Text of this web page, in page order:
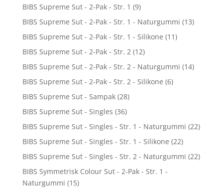
BIBS Supreme Sut - 2-Pak - Str. 1 (9)
BIBS Supreme Sut - 2-Pak - Str. 1 - Naturgummi (13)
BIBS Supreme Sut - 2-Pak - Str. 1 - Silikone (11)
BIBS Supreme Sut - 2-Pak - Str. 2 (12)
BIBS Supreme Sut - 2-Pak - Str. 2 - Naturgummi (14)
BIBS Supreme Sut - 2-Pak - Str. 2 - Silikone (6)
BIBS Supreme Sut - Sampak (28)
BIBS Supreme Sut - Singles (36)
BIBS Supreme Sut - Singles - Str. 1 - Naturgummi (22)
BIBS Supreme Sut - Singles - Str. 1 - Silikone (22)
BIBS Supreme Sut - Singles - Str. 2 - Naturgummi (22)
BIBS Symmetrisk Colour Sut - 2-Pak - Str. 1 -
Naturgummi (15)